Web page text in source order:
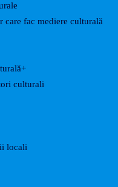
care fac mediere culturală
culturali
locali